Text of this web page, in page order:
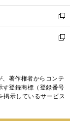
開
く
ウ
で
開
く
ン
ド
ウ
で
ウ
ィ
ン
ド
く
新
し
い
ド
ウ
で
新
ィ
ン
ド
著作権者からコンテ
す登録商標（登録番号
示しているサービス